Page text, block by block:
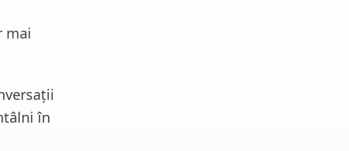
mai
în